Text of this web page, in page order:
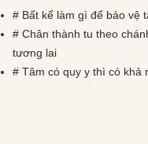
# Bất kể làm gì để bảo vệ
# Chân thành tu theo
tương lai
# Tâm có quy y thì có khả